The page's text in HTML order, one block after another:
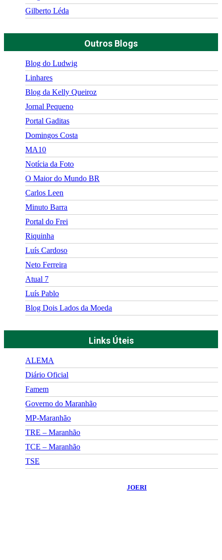
Gilberto Léda
Outros Blogs
Blog do Ludwig
Linhares
Blog da Kelly Queiroz
Jornal Pequeno
Portal Gaditas
Domingos Costa
MA10
Notícia da Foto
O Maior do Mundo BR
Carlos Leen
Minuto Barra
Portal do Frei
Riquinha
Luís Cardoso
Neto Ferreira
Atual 7
Luís Pablo
Blog Dois Lados da Moeda
Links Úteis
ALEMA
Diário Oficial
Famem
Governo do Maranhão
MP-Maranhão
TRE – Maranhão
TCE – Maranhão
TSE
JOERI